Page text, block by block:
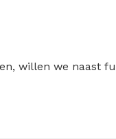
willen we naast